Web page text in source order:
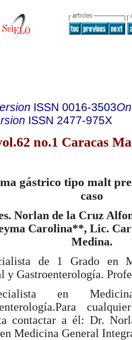
ISSN 0016-3503
ISSN 2477-975X
no.1 Caracas
gástrico tipo malt
caso
Norlan de la Cruz
Carolina**, Lic.
Medina.
de 1 Grado en
y Gastroenterología.
en
contactar a él: Dr.
Medicina General